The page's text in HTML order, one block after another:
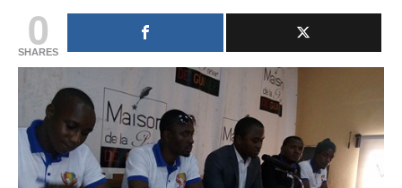
0
SHARES